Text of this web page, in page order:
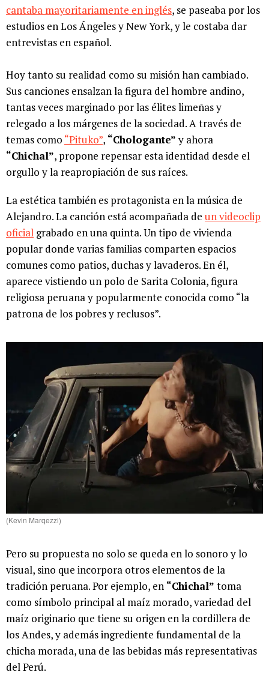
cantaba mayoritariamente en inglés, se paseaba por los
estudios en Los Ángeles y New York, y le costaba dar
entrevistas en español.
Hoy tanto su realidad como su misión han cambiado.
Sus canciones ensalzan la figura del hombre andino,
tantas veces marginado por las élites limeñas y
relegado a los márgenes de la sociedad. A través de
temas como “Pituko”, “Chologante”y ahora
“Chichal”, propone repensar esta identidad desde el
orgullo y la reapropiación de sus raíces.
La estética también es protagonista en la música de
Alejandro. La canción está acompañada de un videoclip
oficial grabado en una quinta. Un tipo de vivienda
popular donde varias familias comparten espacios
comunes como patios, duchas y lavaderos. En él,
aparece vistiendo un polo de Sarita Colonia, figura
religiosa peruana y popularmente conocida como “la
patrona de los pobres y reclusos”.
(Kevin Marqezzi)
Pero su propuesta no solo se queda en lo sonoro y lo
visual, sino que incorpora otros elementos de la
tradición peruana. Por ejemplo, en “Chichal” toma
como símbolo principal al maíz morado, variedad del
maíz originario que tiene su origen en la cordillera de
los Andes, y además ingrediente fundamental de la
chicha morada, una de las bebidas más representativas
del Perú.